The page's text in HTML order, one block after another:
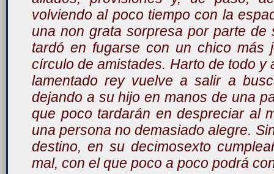
volviendo al poco tiempo con la
una non grata sorpresa por parte de
tardó en fugarse con un chico más
círculo de amistades. Harto de todo y
lamentado rey vuelve a salir a
dejando a su hijo en manos de una
que poco tardarán en despreciar al
una persona no demasiado alegre.
destino, en su decimosexto
mal, con el que poco a poco podrá